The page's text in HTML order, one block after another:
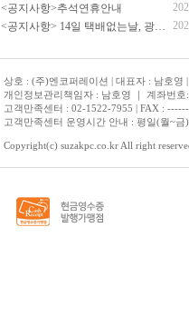
<공지사항>추석연휴안내
<공지사항> 14일 택배없는날, 광복절 휴무 배송 안내
상호 : (주)엔코퍼레이션 | 대표자 : 남호영
개인정보관리책임자 : 남호영 ｜ 계좌번
고객만족센터 : 02-1522-7955 | FAX :
고객만족센터 운영시간 안내 : 평일(월~
Copyright(c) suzakpc.co.kr All right